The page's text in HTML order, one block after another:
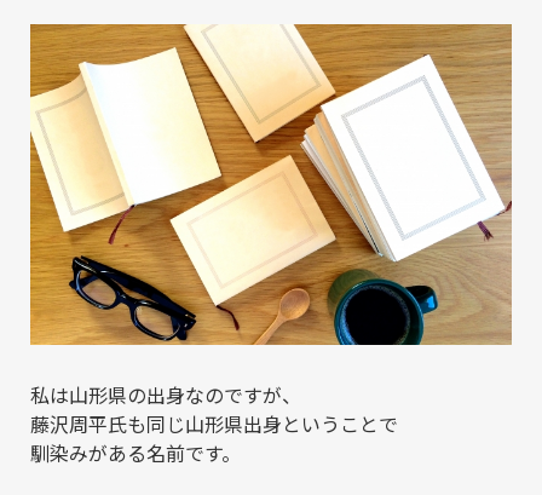
私は山形県の出身なのですが、
藤沢周平氏も同じ山形県出身ということで
馴染みがある名前です。